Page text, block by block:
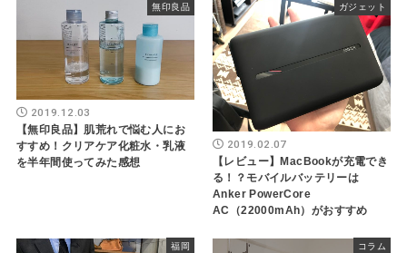
無印良品
2019.12.03
【無印良品】肌荒れで悩む人にお
すすめ！クリアケア化粧水・乳液
を半年間使ってみた感想
ガジェット
2019.02.07
【レビュー】MacBookが充電でき
る！？モバイルバッテリーは
Anker PowerCore
AC（22000mAh）がおすすめ
福岡 コラム